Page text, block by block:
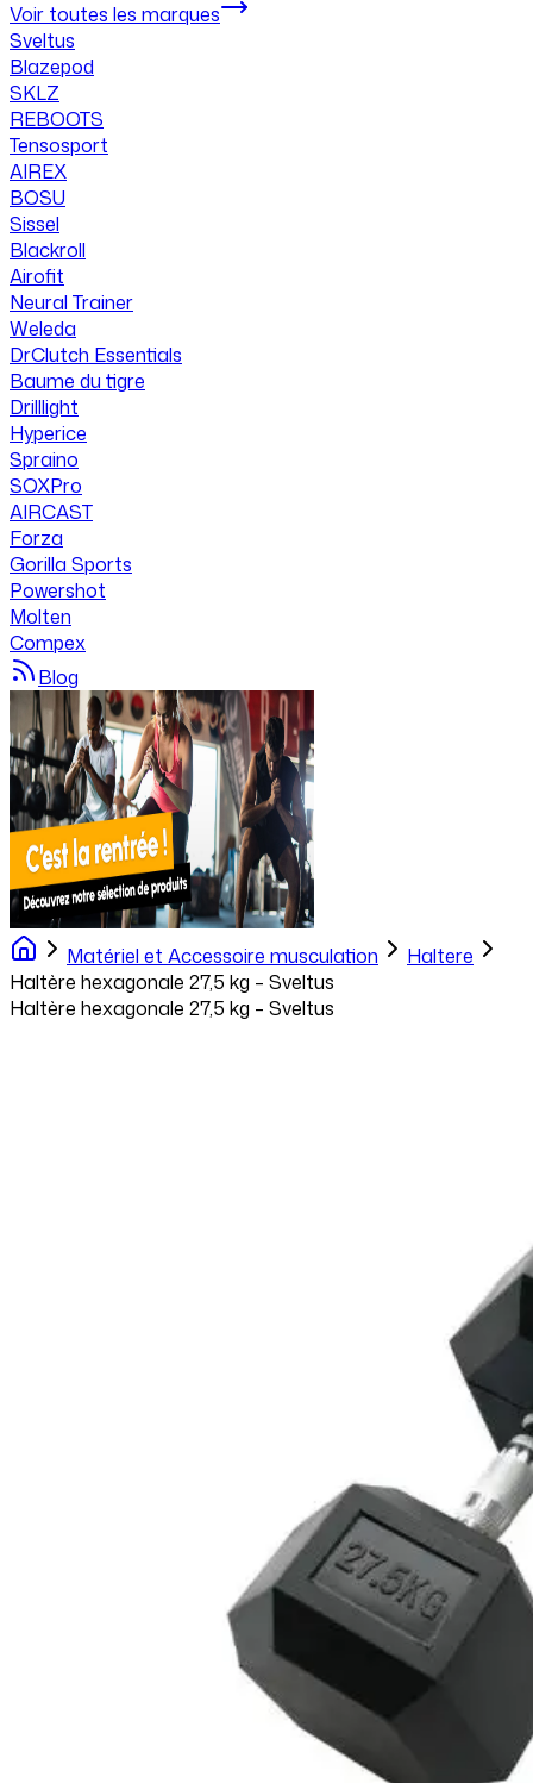
Voir toutes les marques
Sveltus
Blazepod
SKLZ
REBOOTS
Tensosport
AIREX
BOSU
Sissel
Blackroll
Airofit
Neural Trainer
Weleda
DrClutch Essentials
Baume du tigre
Drilllight
Hyperice
Spraino
SOXPro
AIRCAST
Forza
Gorilla Sports
Powershot
Molten
Compex
Blog
Matériel et Accessoire musculation
Haltere
Haltère hexagonale 27,5 kg – Sveltus
Haltère hexagonale 27,5 kg – Sveltus